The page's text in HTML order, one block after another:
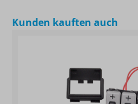
Produktgalerie überspringen
Kunden kauften auch